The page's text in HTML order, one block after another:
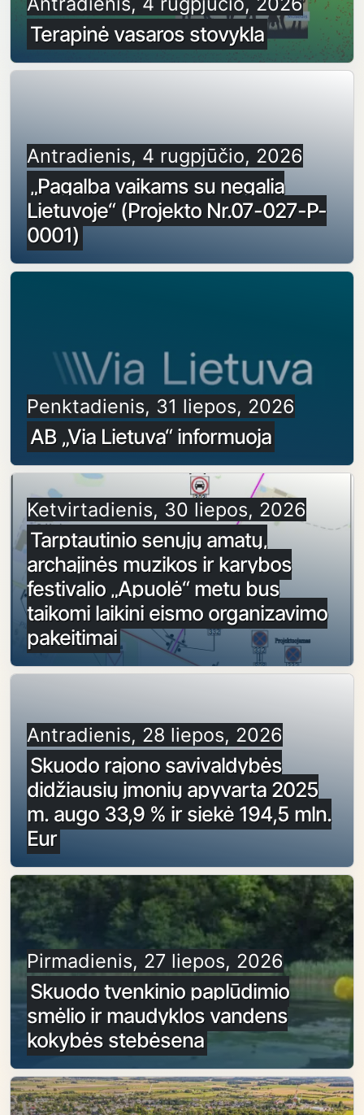
Terapinė vasaros stovykla
Antradienis, 4 rugpjūčio, 2026
„Pagalba vaikams su negalia
Lietuvoje“ (Projekto Nr.07-027-P-
0001)
Penktadienis, 31 liepos, 2026
AB „Via Lietuva“ informuoja
Ketvirtadienis, 30 liepos, 2026
Tarptautinio senųjų amatų,
archajinės muzikos ir karybos
festivalio „Apuolė“ metu bus
taikomi laikini eismo organizavimo
pakeitimai
Antradienis, 28 liepos, 2026
Skuodo rajono savivaldybės
didžiausių įmonių apyvarta 2025
m. augo 33,9 % ir siekė 194,5 mln.
Eur
Pirmadienis, 27 liepos, 2026
Skuodo tvenkinio paplūdimio
smėlio ir maudyklos vandens
kokybės stebėsena